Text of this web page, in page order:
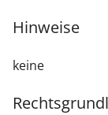
Hinweise
keine